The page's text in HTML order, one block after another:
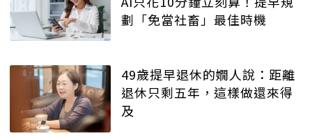
劃「免當社畜」最佳時機
49歲提早退休的嫺人說：距離
退休只剩五年，這樣做還來得
及